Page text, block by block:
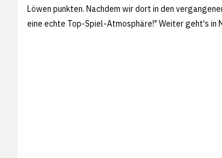
Löwen punkten. Nachdem wir dort in den
eine echte Top-Spiel-Atmosphäre!" Weiter geht's in